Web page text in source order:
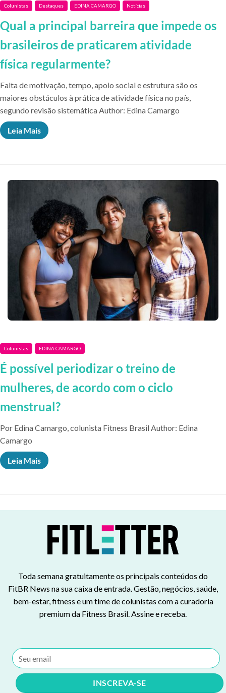
Colunistas Destaques EDINA CAMARGO Notícias
Qual a principal barreira que impede os
brasileiros de praticarem atividade
física regularmente?
Falta de motivação, tempo, apoio social e estrutura são os
maiores obstáculos à prática de atividade física no país,
segundo revisão sistemática Author: Edina Camargo
Leia Mais
Colunistas EDINA CAMARGO
É possível periodizar o treino de
mulheres, de acordo com o ciclo
menstrual?
Por Edina Camargo, colunista Fitness Brasil Author: Edina
Camargo
Leia Mais
Toda semana gratuitamente os principais conteúdos do
FitBR News na sua caixa de entrada. Gestão, negócios, saúde,
bem-estar, fitness e um time de colunistas com a curadoria
premium da Fitness Brasil. Assine e receba.